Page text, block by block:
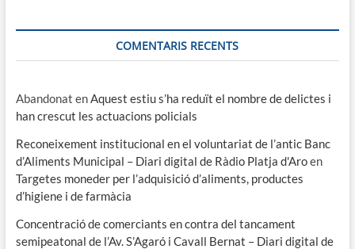
COMENTARIS RECENTS
Abandonat enAquest estiu s’ha reduït el nombre de delictes i
han crescut les actuacions policials
Reconeixement institucional en el voluntariat de l’antic Banc
d’Aliments Municipal – Diari digital de Ràdio Platja d'Aroen
Targetes moneder per l’adquisició d’aliments, productes
d’higiene i de farmàcia
Concentració de comerciants en contra del tancament
semipeatonal de l’Av. S’Agaró i Cavall Bernat – Diari digital de